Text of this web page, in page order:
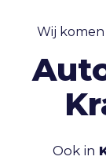
Wij
Ook in